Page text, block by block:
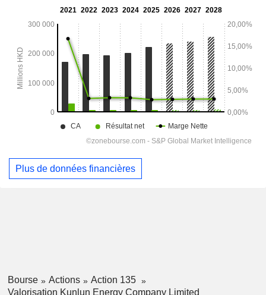
Plus de données financières
Bourse Actions
Action 135
Valorisation Kunlun Energy Company Limited